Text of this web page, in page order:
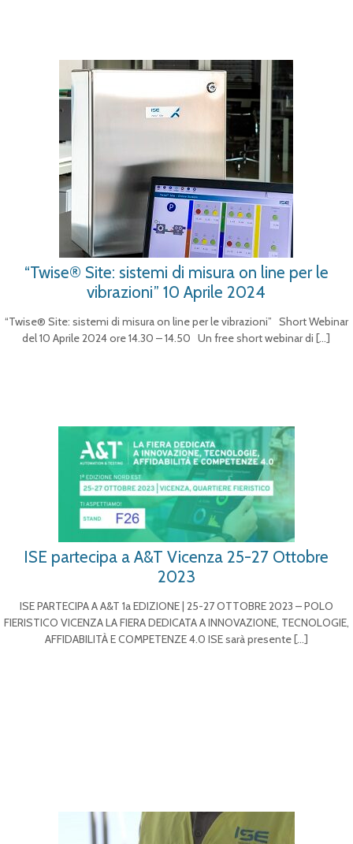
“Twise® Site: sistemi di misura on line per le
vibrazioni” 10 Aprile 2024
“Twise® Site: sistemi di misura on line per le vibrazioni” Short Webinar
del 10 Aprile 2024 ore 14.30 – 14.50 Un free short webinar di […]
ISE partecipa a A&T Vicenza 25-27 Ottobre
2023
ISE PARTECIPA A A&T 1a EDIZIONE | 25-27 OTTOBRE 2023 – POLO
FIERISTICO VICENZA LA FIERA DEDICATA A INNOVAZIONE, TECNOLOGIE,
AFFIDABILITÀ E COMPETENZE 4.0 ISE sarà presente[…]